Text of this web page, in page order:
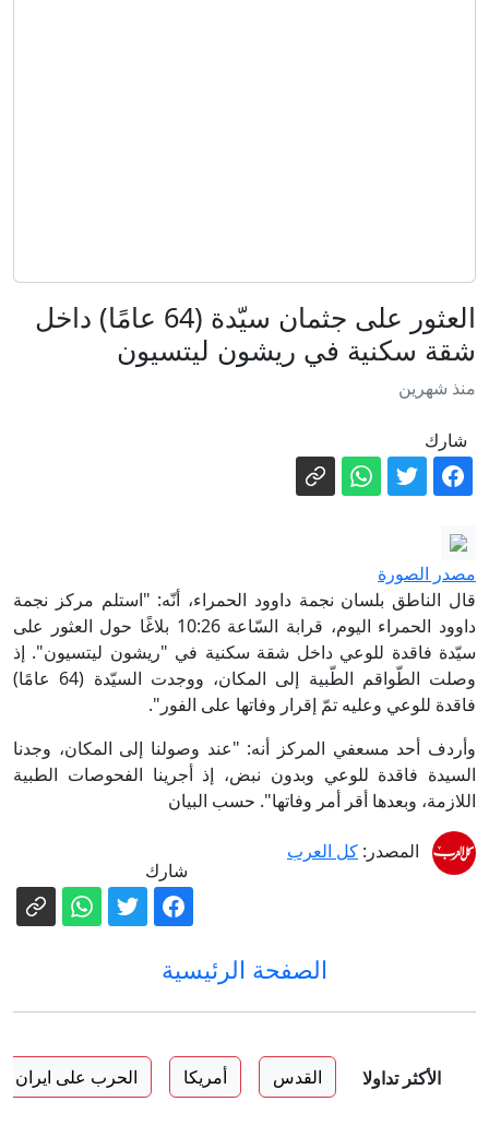
مرتكبي المخالفات
فك ملابسات جريمة مقتل محمد كساب
شاهد خطابات ترامب المتقلبة بشأن الحرب
الحوثيين لمواقع بالمدينة
ساويرس يعلّق على هجوم ترامب ضد
عبدالرحمن السيد بسبب إسرائيل
إطلاق نار داخل مدرسة في تايلاند: مقتل
أخرين
بالفيديو.. المتطرف اليميني مردخاي دفيد
يلاحق رئيس حزب التجمع في يافا ويوجه
العربية ان خاضت الانتخابات بقائمتين
العثور على جثمان سيّدة (64 عامًا) داخل
شقة سكنية في ريشون ليتسيون
منذ شهرين
شارك
مصدر الصورة
قال الناطق بلسان نجمة داوود الحمراء، أنّه: "استلم مركز نجمة
داوود الحمراء اليوم، قرابة السّاعة 10:26 بلاغًا حول العثور على
سيّدة فاقدة للوعي داخل شقة سكنية في "ريشون ليتسيون". إذ
وصلت الطّواقم الطّبية إلى المكان، ووجدت السيّدة (64 عامًا)
فاقدة للوعي وعليه تمّ إقرار وفاتها على الفور".
وأردف أحد مسعفي المركز أنه: "عند وصولنا إلى المكان، وجدنا
السيدة فاقدة للوعي وبدون نبض، إذ أجرينا الفحوصات الطبية
اللازمة، وبعدها أقر أمر وفاتها". حسب البيان
المصدر: كل العرب
شارك
الصفحة الرئيسية
الأكثر تداولا القدس أمريكا الحرب على ايران